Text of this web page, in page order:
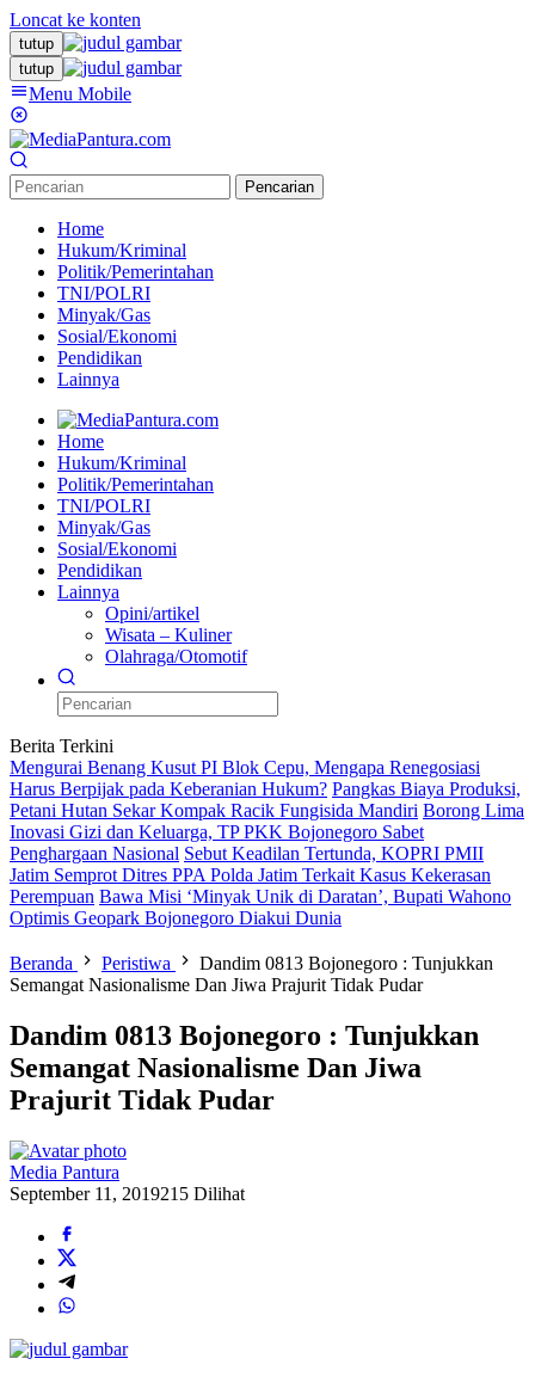
Loncat ke konten
tutup
tutup
Menu Mobile
Pencarian
Home
Hukum/Kriminal
Politik/Pemerintahan
TNI/POLRI
Minyak/Gas
Sosial/Ekonomi
Pendidikan
Lainnya
Home
Hukum/Kriminal
Politik/Pemerintahan
TNI/POLRI
Minyak/Gas
Sosial/Ekonomi
Pendidikan
Lainnya
Opini/artikel
Wisata – Kuliner
Olahraga/Otomotif
Berita Terkini
Mengurai Benang Kusut PI Blok Cepu, Mengapa Renegosiasi
Harus Berpijak pada Keberanian Hukum? Pangkas Biaya Produksi,
Petani Hutan Sekar Kompak Racik Fungisida Mandiri Borong Lima
Inovasi Gizi dan Keluarga, TP PKK Bojonegoro Sabet
Penghargaan Nasional Sebut Keadilan Tertunda, KOPRI PMII
Jatim Semprot Ditres PPA Polda Jatim Terkait Kasus Kekerasan
Perempuan Bawa Misi ‘Minyak Unik di Daratan’, Bupati Wahono
Optimis Geopark Bojonegoro Diakui Dunia
Beranda Peristiwa
Dandim 0813 Bojonegoro : Tunjukkan
Semangat Nasionalisme Dan Jiwa Prajurit Tidak Pudar
Dandim 0813 Bojonegoro : Tunjukkan
Semangat Nasionalisme Dan Jiwa
Prajurit Tidak Pudar
Media Pantura
September 11, 2019215 Dilihat